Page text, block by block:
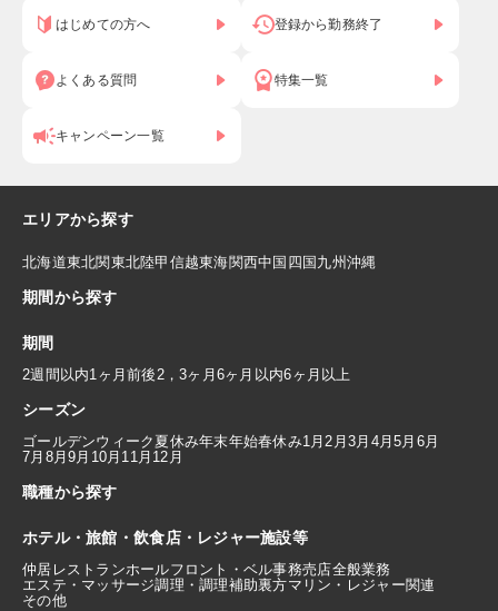
はじめての方へ 登録から勤務終了
よくある質問 特集一覧
キャンペーン一覧
エリアから探す
北海道東北関東北陸甲信越東海関西中国 四国 九州 沖縄
期間から探す
期間
2週間以内1ヶ月前後2，3ヶ月 6ヶ月以内6ヶ月以上
シーズン
ゴールデンウィーク 夏休み年末年始春休み1月2月3月 4月5月 6月
7月 8月9月 10月 11月 12月
職種から探す
ホテル・旅館・飲食店・レジャー施設等
仲居 レストランホールフロント・ベル事務売店全般業務
エステ・マッサージ調理・調理補助裏方マリン・レジャー関連
その他